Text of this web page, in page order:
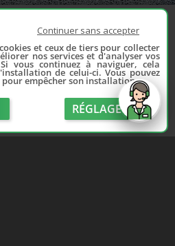
Continuer sans accepter
et ceux de tiers pour collecter
nos services et d'analyser vos
vous continuez à naviguer, cela
de celui-ci. Vous pouvez
empêcher son installation.
RÉGLAGE